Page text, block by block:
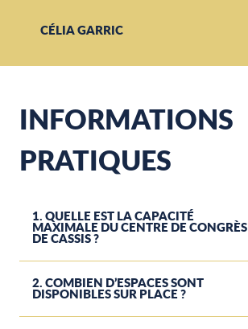
CÉLIA GARRIC
INFORMATIONS
PRATIQUES
1. QUELLE EST LA CAPACITÉ
MAXIMALE DU CENTRE DE CONGRÈS
DE CASSIS ?
2. COMBIEN D’ESPACES SONT
DISPONIBLES SUR PLACE ?